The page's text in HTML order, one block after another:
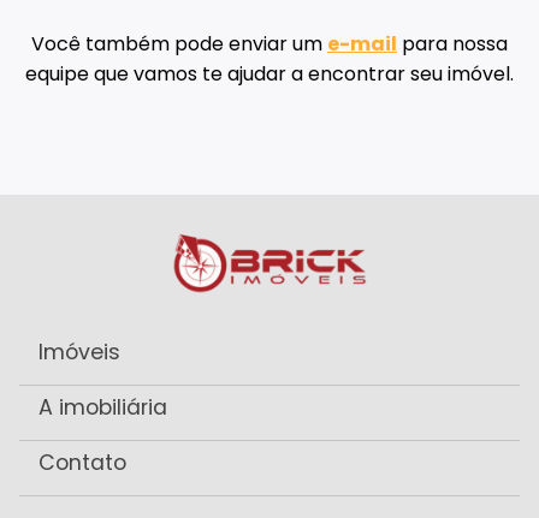
Você também pode enviar um e-mail para nossa
equipe que vamos te ajudar a encontrar seu imóvel.
Imóveis
A imobiliária
Contato